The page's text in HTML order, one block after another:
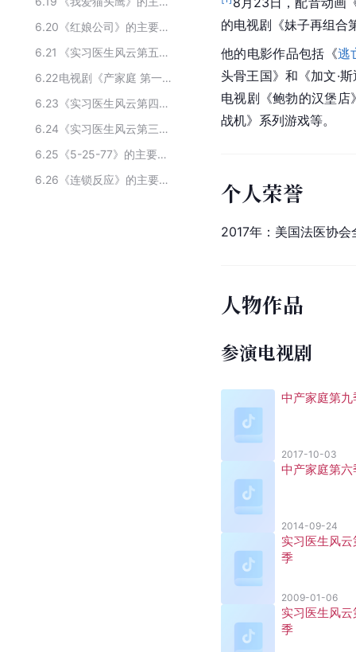
6.20
《红娘公司》的主要演员
6.21
《实习医生风云第五季》的主要演员
6.22
电视剧《产家庭 第一季》主要演员
6.23
《实习医生风云第四季》的主要演员
6.24
《实习医生风云第三季》的主要演员
6.25
《5-25-77》的主要演员
6.26
《连锁反应》的主要演员
的电视剧《妹子再组合
他的电影作品包括《逃
头骨王国》和《加文·
电视剧《鲍勃的汉堡
战机》系列游戏等。
个人荣誉
2017年：美国法医协
人物作品
参演电视剧
中产家庭第九
2017-10-03
中产家庭第六
2014-09-24
实习医生风云
季
2009-01-06
实习医生风云
季